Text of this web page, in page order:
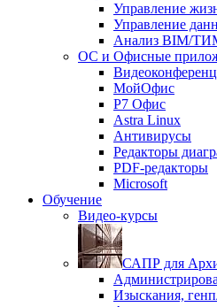
Управление
Управление
Анализ BIM/
ОС и Офисные
МойОфис
P7 Офис
Astra Linux
Антивирусы
Редакторы
PDF-редакторы
Microsoft
Обучение
Видео-курсы
САПР для
Изыскания,